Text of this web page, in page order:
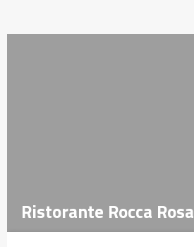
Ristorante Rocca Rosa
Ristorante Rocca Rosa